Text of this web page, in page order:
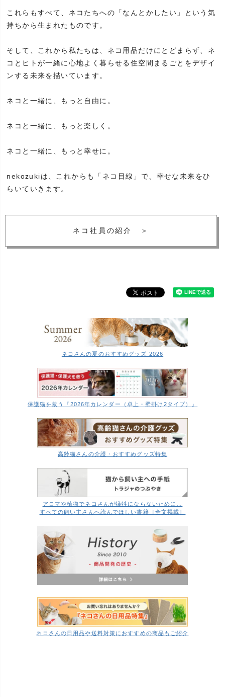
これらもすべて、ネコたちへの「なんとかしたい」という気
持ちから生まれたものです。
そして、これから私たちは、ネコ用品だけにとどまらず、ネ
コとヒトが一緒に心地よく暮らせる住空間まるごとをデザイ
ンする未来を描いています。
ネコと一緒に、もっと自由に。
ネコと一緒に、もっと楽しく。
ネコと一緒に、もっと幸せに。
nekozukiは、これからも「ネコ目線」で、幸せな未来をひ
らいていきます。
ネコ社員の紹介 ＞
ネコさんの夏のおすすめグッズ 2026
保護猫を救う『2026年カレンダー（卓上・壁掛け2タイプ）』
高齢猫さんの介護・おすすめグッズ特集
アロマや植物でネコさんが犠牲にならないために…
すべての飼い主さんへ読んでほしい書籍［全文掲載］
ネコさんの日用品や送料対策におすすめの商品もご紹介